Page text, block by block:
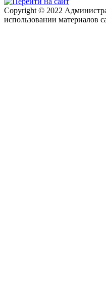
Copyright © 2022
использовании материалов